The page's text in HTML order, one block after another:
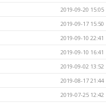
2019-09-20 15:05
2019-09-17 15:50
2019-09-10 22:41
2019-09-10 16:41
2019-09-02 13:52
2019-08-17 21:44
2019-07-25 12:42